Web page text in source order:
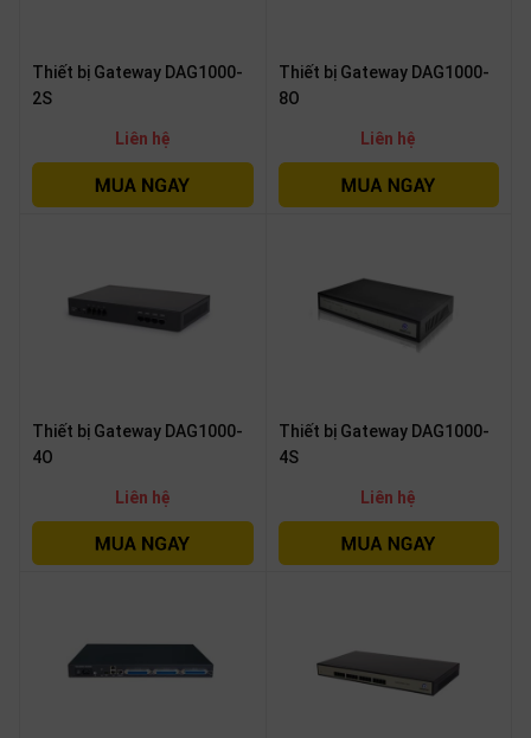
Thiết bị Gateway DAG1000-
2S
Liên hệ
Thiết bị Gateway DAG1000-
8O
Liên hệ
Thiết bị Gateway DAG1000-
4O
Liên hệ
Thiết bị Gateway DAG1000-
4S
Liên hệ